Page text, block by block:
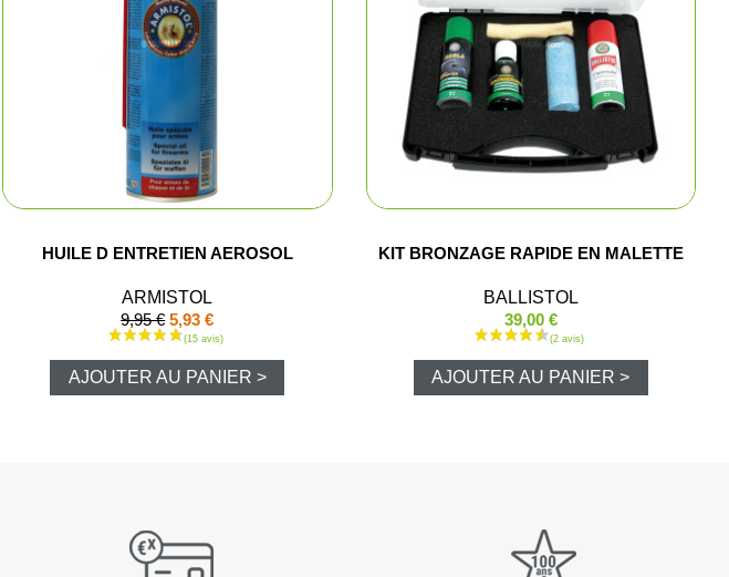
Chaussures
Chemises
T-shirts et polos
Pantalons Pluie
HUILE D ENTRETIEN AEROSOL
ARMISTOL
9,95 € 5,93 €
AJOUTER AU PANIER >
KIT BRONZAGE RAPIDE EN MALETTE
BALLISTOL
39,00 €
AJOUTER AU PANIER >